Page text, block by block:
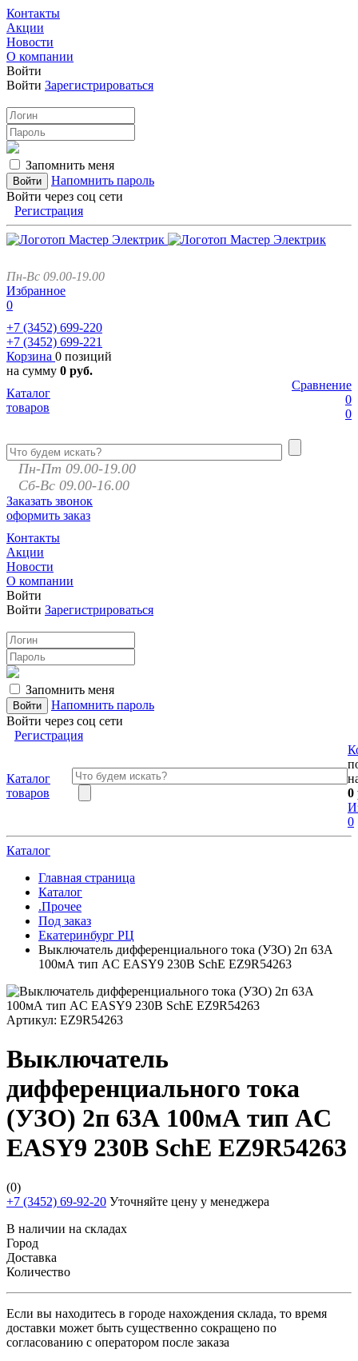
Контакты
Акции
Новости
О компании
Войти
Войти Зарегистрироваться
Запомнить меня
Напомнить пароль
Войти через соц сети
Регистрация
Пн-Вс 09.00-19.00
Избранное
0
+7 (3452) 699-220
+7 (3452) 699-221
Корзина 0 позиций
на сумму 0 руб.
Сравнение
0
0
Каталог
товаров
Пн-Пт 09.00-19.00
Сб-Вс 09.00-16.00
Заказать звонок
оформить заказ
Контакты
Акции
Новости
О компании
Войти
Войти Зарегистрироваться
Запомнить меня
Напомнить пароль
Войти через соц сети
Регистрация
Каталог
товаров
0
0
Каталог
Главная страница
Каталог
.Прочее
Под заказ
Екатеринбург РЦ
Выключатель дифференциального тока (УЗО) 2п 63А
100мА тип AC EASY9 230В SchE EZ9R54263
Артикул: EZ9R54263
Выключатель
дифференциального тока
(УЗО) 2п 63А 100мА тип AC
EASY9 230В SchE EZ9R54263
(0)
+7 (3452) 69-92-20 Уточняйте цену у менеджера
В наличии на складах
Город
Доставка
Количество
Если вы находитесь в городе нахождения склада, то время
доставки может быть существенно сокращено по
согласованию с оператором после заказа